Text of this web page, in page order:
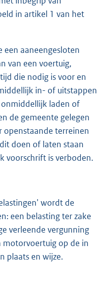
in artikel 1 van het
een aaneengesloten
van een voertuig,
die nodig is voor en
in- of uitstappen
laden of
de gemeente gelegen
openstaande terreinen
doen of laten staan
voorschrift is verboden.
wordt de
een belasting ter zake
verleende vergunning
motorvoertuig op de in
plaats en wijze.